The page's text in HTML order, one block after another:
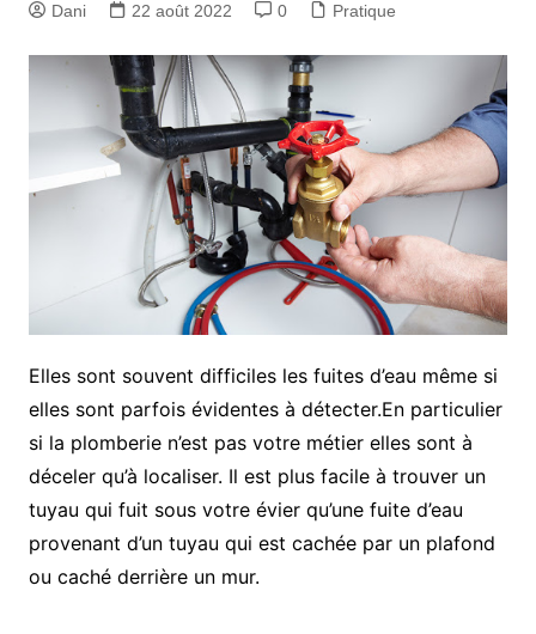
Dani 22 août 2022 0 Pratique
Elles sont souvent difficiles les fuites d’eau même si
elles sont parfois évidentes à détecter.En particulier
si la plomberie n’est pas votre métier elles sont à
déceler qu’à localiser. Il est plus facile à trouver un
tuyau qui fuit sous votre évier qu’une fuite d’eau
provenant d’un tuyau qui est cachée par un plafond
ou caché derrière un mur.